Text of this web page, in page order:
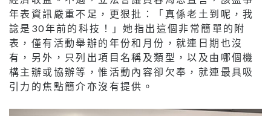
年表資訊嚴重不足，更狠批：「真係老土到呢，我
諗是30年前的科技！」她指出這個非常簡單的附
表，僅有活動舉辦的年份和月份，就連日期也沒
有，另外，只列出項目名稱及類型，以及由哪個機
構主辦或協辦等，惟活動內容卻欠奉，就連最具吸
引力的焦點簡介亦沒有提供。